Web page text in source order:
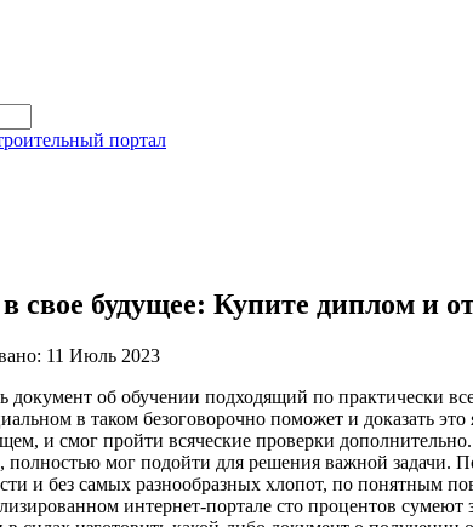
свое будущее: Купите диплом и
11 Июль 2023
документ об обучении подходящий по практически
в таком безоговорочно поможет и доказать
и смог пройти всяческие проверки
мог подойти для решения важной задачи.
и без самых разнообразных хлопот, по понятным
интернет-портале сто процентов